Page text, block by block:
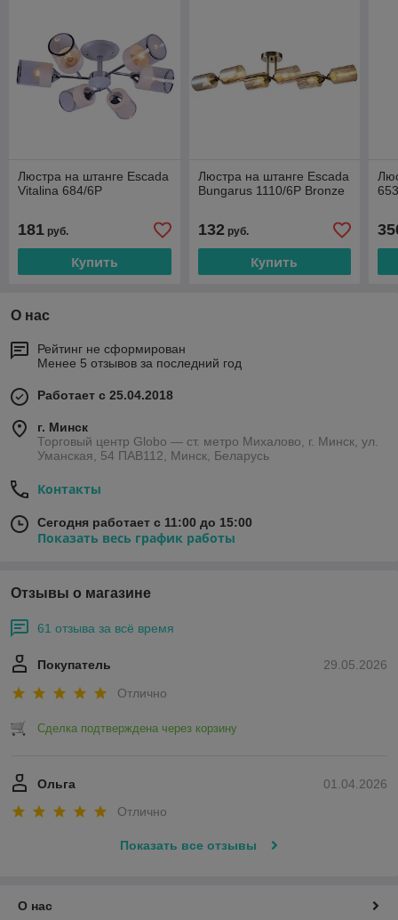
Люстра на штанге Escada
Vitalina 684/6P
181 руб.
Купить
Люстра на штанге Escada
Bungarus 1110/6P Bronze
132руб.
Купить
О нас
Рейтинг не сформирован
Менее 5 отзывов за последний год
Работает с 25.04.2018
г. Минск
Торговый центр Globo — ст. метро Михалово, г. Минск, ул.
Уманская, 54 ПАВ112, Минск, Беларусь
Контакты
Сегодня работает с 11:00 до 15:00
Показать весь график работы
Отзывы о магазине
61 отзыва за всё время
29.05.2026
Покупатель
Отлично
Сделка подтверждена через корзину
01.04.2026
Ольга
Отлично
Показать все отзывы
О нас